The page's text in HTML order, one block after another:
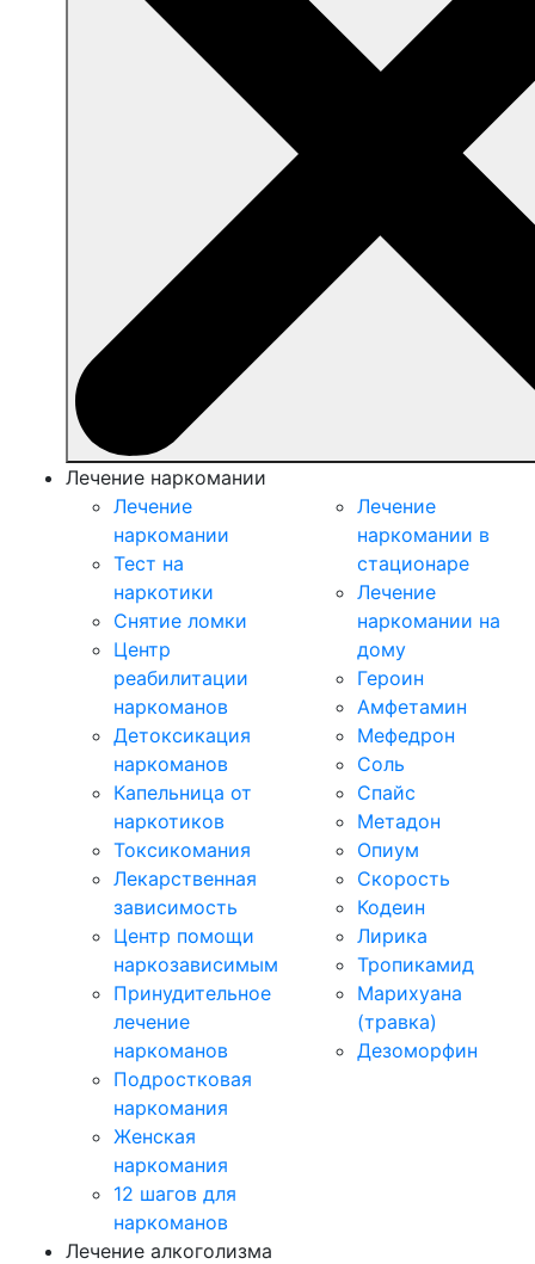
Лечение наркомании
Лечение
наркомании
Тест на
наркотики
Снятие ломки
Центр
реабилитации
наркоманов
Детоксикация
наркоманов
Капельница от
наркотиков
Токсикомания
Лекарственная
зависимость
Центр помощи
наркозависимым
Принудительное
лечение
наркоманов
Подростковая
наркомания
Женская
наркомания
12 шагов для
наркоманов
Лечение
наркомании в
стационаре
Лечение
наркомании на
дому
Героин
Амфетамин
Мефедрон
Соль
Спайс
Метадон
Опиум
Скорость
Кодеин
Лирика
Тропикамид
Марихуана
(травка)
Дезоморфин
Лечение алкоголизма